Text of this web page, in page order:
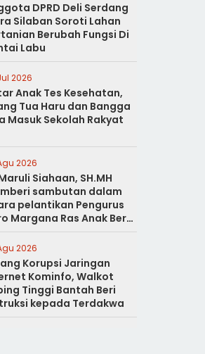
DPRD Deli Serdang
Silaban Soroti Lahan
Berubah Fungsi Di
Labu
2026
Anak Tes Kesehatan,
Tua Haru dan Bangga
Masuk Sekolah Rakyat
2026
Siahaan, SH.MH
sambutan dalam
pelantikan Pengurus
Margana Ras Anak Beru
Beru Menteri Periode
Medan
2026
Korupsi Jaringan
Kominfo, Walkot
Tinggi Bantah Beri
kepada Terdakwa